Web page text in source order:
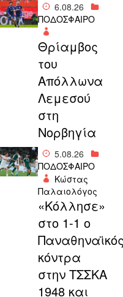
6.08.26
ΠΟΔΟΣΦΑΙΡΟ
Θρίαμβος
του
Απόλλωνα
Λεμεσού
στη
Νορβηγία
5.08.26
ΠΟΔΟΣΦΑΙΡΟ
Κώστας
Παλαιολόγος
«Κόλλησε»
στο 1-1 ο
κόντρα
στην ΤΣΣΚΑ
1948 και